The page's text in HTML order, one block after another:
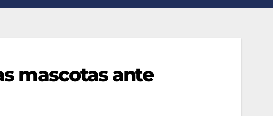
mascotas ante